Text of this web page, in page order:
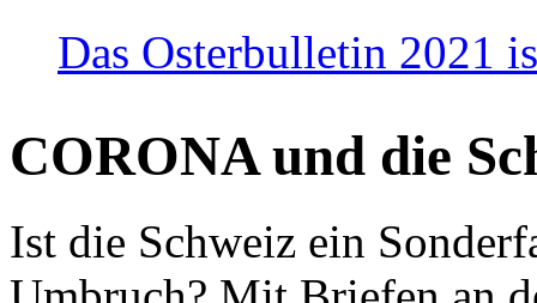
Das Osterbulletin 2021
CORONA und die
Ist die Schweiz ein